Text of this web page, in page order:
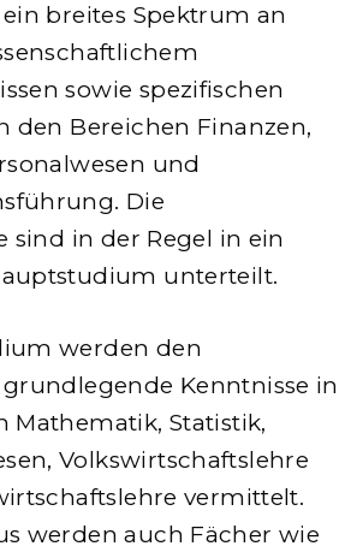
breites Spektrum an
sowie spezifischen
den Bereichen Finanzen,
und
Die
sind in der Regel in ein
unterteilt.
werden den
Kenntnisse in
Mathematik, Statistik,
Volkswirtschaftslehre
vermittelt.
werden auch Fächer wie